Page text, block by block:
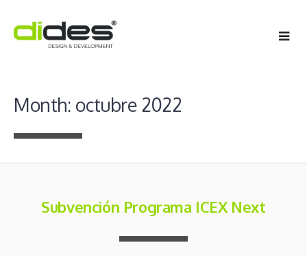
Month: octubre 2022
Subvención Programa ICEX Next